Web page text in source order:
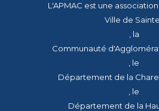
L'APMAC est une
Ville de
, la
Communauté
, le
Département de la
, le
Département de la